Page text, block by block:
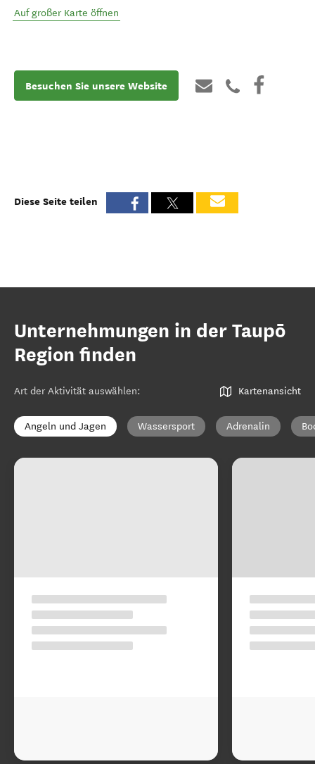
Auf großer Karte öffnen
Besuchen Sie unsere Website
Diese Seite teilen
Unternehmungen in der Taupō
Region finden
Art der Aktivität auswählen: Kartenansicht
Angeln und Jagen Wassersport Adrenalin